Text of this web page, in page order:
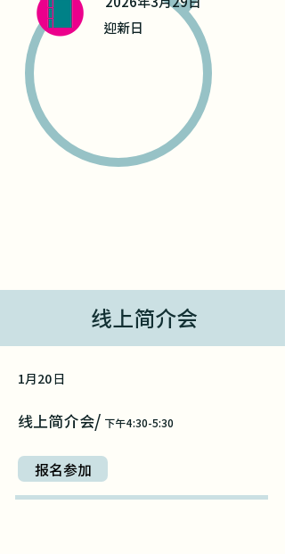
迎新日
线上简介会
1月20日
线上简介会/ 下午4:30-5:30
报名参加